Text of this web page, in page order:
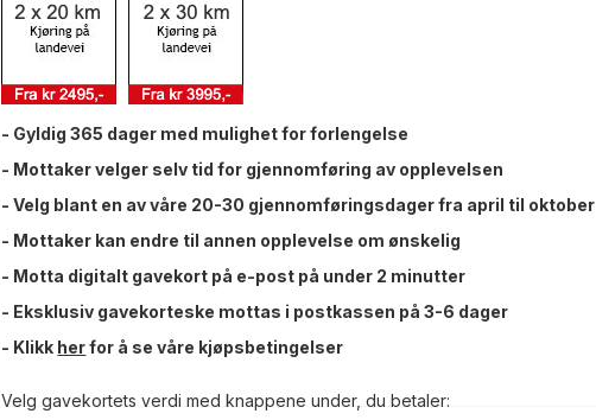
- Gyldig 365 dager med mulighet for forlengelse
- Mottaker velger selv tid for gjennomføring av opplevelsen
- Velg blant en av våre 20-30 gjennomføringsdager fra april til oktober
- Mottaker kan endre til annen opplevelse om ønskelig
- Motta digitalt gavekort på e-post på under 2 minutter
- Eksklusiv gavekorteske mottas i postkassen på 3-6 dager
- Klikk herfor å se våre kjøpsbetingelser
Velg gavekortets verdi med knappene under, du betaler: